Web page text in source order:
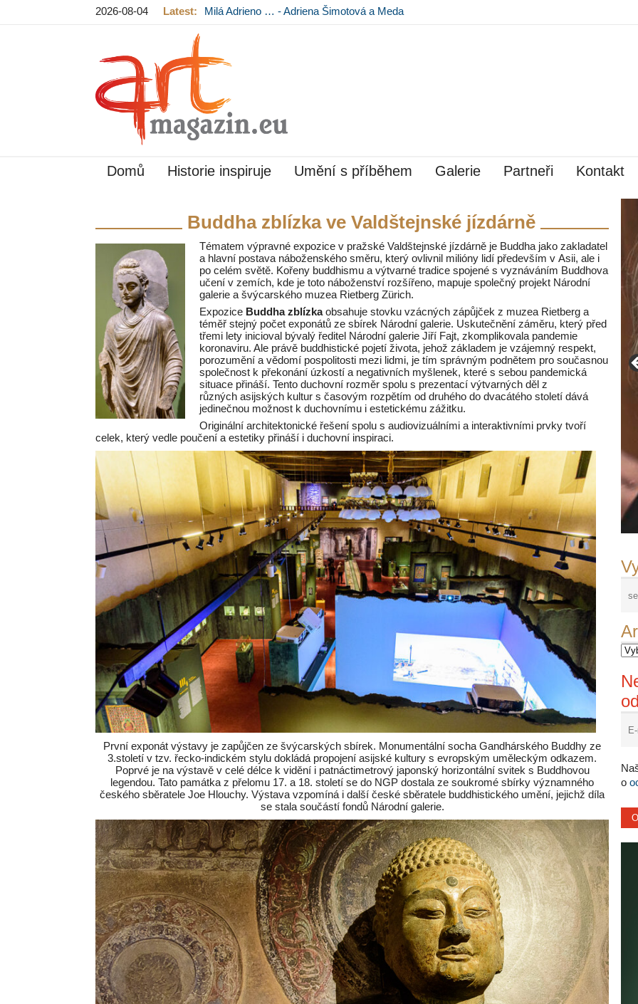
2026-08-04 Latest:
Milá Adrieno … - Adriena Šimotová a Meda
Domů Historie inspiruje Umění s příběhem Galerie Partneři Kontakt
o
Buddha zblízka ve Valdštejnské jízdárně
Tématem výpravné expozice v pražské Valdštejnské jízdárně je Buddha jako zakladatel
a hlavní postava náboženského směru, který ovlivnil milióny lidí především v Asii, ale i
po celém světě. Kořeny buddhismu a výtvarné tradice spojené s vyznáváním Buddhova
učení v zemích, kde je toto náboženství rozšířeno, mapuje společný projekt Národní
galerie a švýcarského muzea Rietberg Zürich.
Expozice Buddha zblízkaobsahuje stovku vzácných zápůjček z muzea Rietberg a
téměř stejný počet exponátů ze sbírek Národní galerie. Uskutečnění záměru, který před
třemi lety inicioval bývalý ředitel Národní galerie Jiří Fajt, zkomplikovala pandemie
koronaviru. Ale právě buddhistické pojetí života, jehož základem je vzájemný respekt,
porozumění a vědomí pospolitosti mezi lidmi, je tím správným podnětem pro současnou
společnost k překonání úzkostí a negativních myšlenek, které s sebou pandemická
situace přináší. Tento duchovní rozměr spolu s prezentací výtvarných děl z
různých asijských kultur s časovým rozpětím od druhého do dvacátého století dává
jedinečnou možnost k duchovnímu i estetickému zážitku.
Originální architektonické řešení spolu s audiovizuálními a interaktivními prvky tvoří
celek, který vedle poučení a estetiky přináší i duchovní inspiraci.
První exponát výstavy je zapůjčen ze švýcarských sbírek. Monumentální socha Gandhárského Buddhy ze
3.století v tzv. řecko-indickém stylu dokládá propojení asijské kultury s evropským uměleckým odkazem.
Poprvé je na výstavě v celé délce k vidění i patnáctimetrový japonský horizontální svitek s Buddhovou
legendou. Tato památka z přelomu 17. a 18. století se do NGP dostala ze soukromé sbírky významného
českého sběratele Joe Hlouchy. Výstava vzpomíná i další české sběratele buddhistického umění, jejichž díla
se stala součástí fondů Národní galerie.